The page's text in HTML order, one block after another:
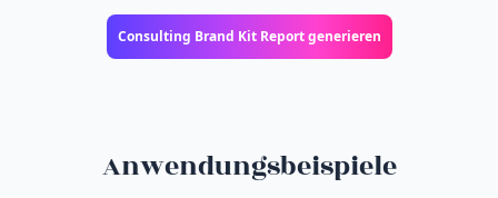
Consulting Brand Kit Report generieren
Anwendungsbeispiele